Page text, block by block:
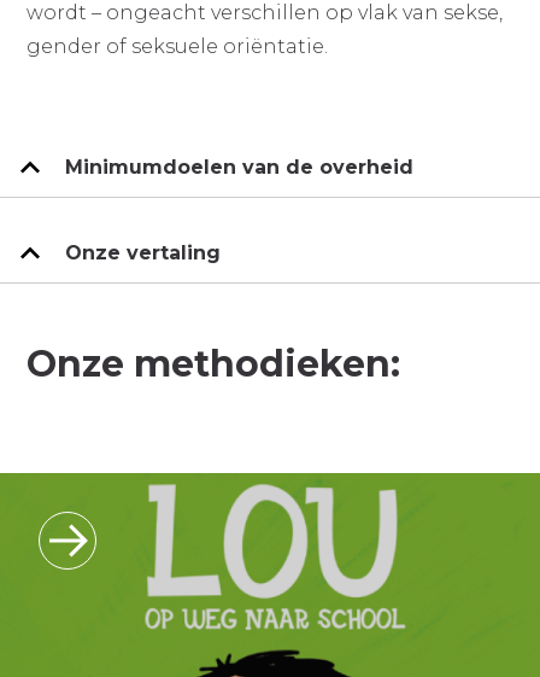
wordt – ongeacht verschillen op vlak van sekse,
gender of seksuele oriëntatie.
Minimumdoelen van de overheid
Onze vertaling
Onze methodieken: